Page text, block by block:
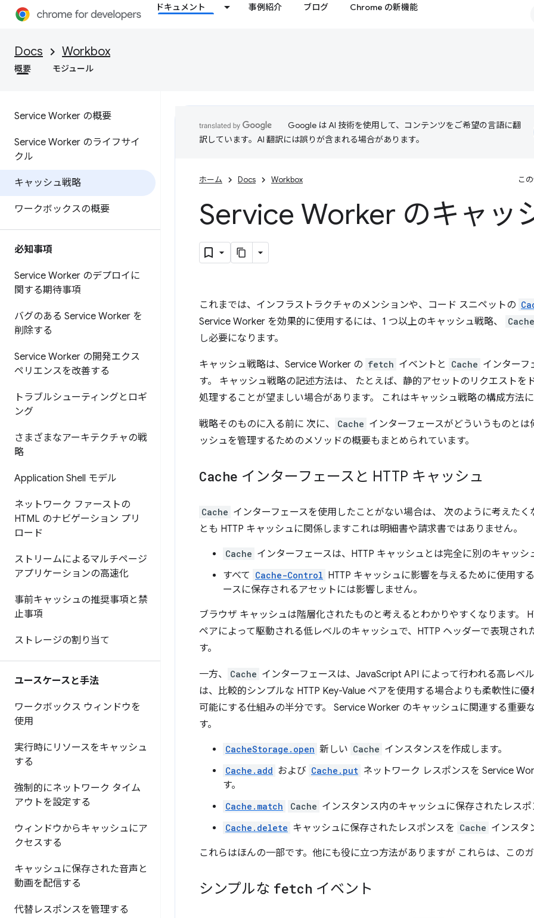
ドキュメント 事例紹介 ブログ Chrome の新機能
Docs Workbox
概要 モジュール
Service Worker の概要
Service Worker のライフサイ
クル
キャッシュ戦略
ワークボックスの概要
必知事項
Service Worker のデプロイに
関する期待事項
バグのある Service Worker を
削除する
Service Worker の開発エクス
ペリエンスを改善する
トラブルシューティングとロギ
ング
さまざまなアーキテクチャの戦
略
Application Shell モデル
ネットワーク ファーストの
HTML のナビゲーション プリ
ロード
ストリームによるマルチページ
アプリケーションの高速化
事前キャッシュの推奨事項と禁
止事項
ストレージの割り当て
ユースケースと手法
ワークボックス ウィンドウを
使用
実行時にリソースをキャッシュ
する
強制的にネットワーク タイム
アウトを設定する
ウィンドウからキャッシュにア
クセスする
キャッシュに保存された音声と
動画を配信する
代替レスポンスを管理する
Google は AI 技術を使用して、コンテンツをご希望の言語に翻
訳しています。AI 翻訳には誤りが含まれる場合があります。
ホーム Docs Workbox こ
Service Worker のキャッ
これまでは、インフラストラクチャのメンションや、コード スニペットの
Service Worker を効果的に使用するには、1 つ以上のキャッシュ戦略、
Cache
し必要になります。
キャッシュ戦略は、Service Worker の fetch イベントと Cache インターフ
す。 キャッシュ戦略の記述方法は、 たとえば、静的アセットのリクエストを
処理することが望ましい場合があります。 これはキャッシュ戦略の構成方法に
戦略そのものに入る前に 次に、 Cache インターフェースがどういうものと
ッシュを管理するためのメソッドの概要もまとめられています。
Cache インターフェースと HTTP キャッシュ
Cache インターフェースを使用したことがない場合は、 次のように考えたく
とも HTTP キャッシュに関係しますこれは明細書や請求書ではありません。
Cache インターフェースは、HTTP キャッシュとは完全に別のキャッシ
すべて Cache-Control HTTP キャッシュに影響を与えるために使用する
ースに保存されるアセットには影響しません。
ブラウザ キャッシュは階層化されたものと考えるとわかりやすくなります。
ペアによって駆動される低レベルのキャッシュで、HTTP ヘッダーで表現され
す。
一方、 Cache インターフェースは、JavaScript API によって行われる高レベ
は、比較的シンプルな HTTP Key-Value ペアを使用する場合よりも柔軟性に
可能にする仕組みの半分です。 Service Worker のキャッシュに関連する重要
す。
CacheStorage.open 新しい Cache インスタンスを作成します。
Cache.add および Cache.put ネットワーク レスポンスを Service
す。
Cache.match Cache インスタンス内のキャッシュに保存されたレスポ
Cache.delete キャッシュに保存されたレスポンスを Cache インスタ
これらはほんの一部です。他にも役に立つ方法がありますが これらは、この
シンプルな fetch イベント